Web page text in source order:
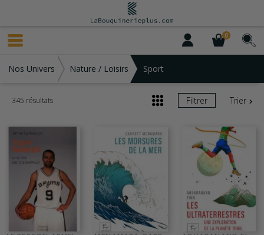
0
Nos Univers Nature / Loisirs Sport
345 résultats Filtrer Trier